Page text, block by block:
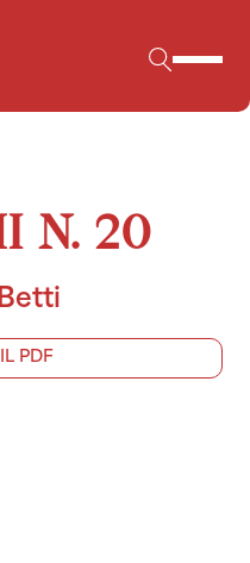
N. 20
PDF